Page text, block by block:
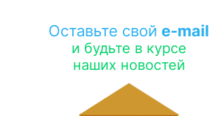
Оставьте свой e-mail
и будьте в курсе
наших новостей